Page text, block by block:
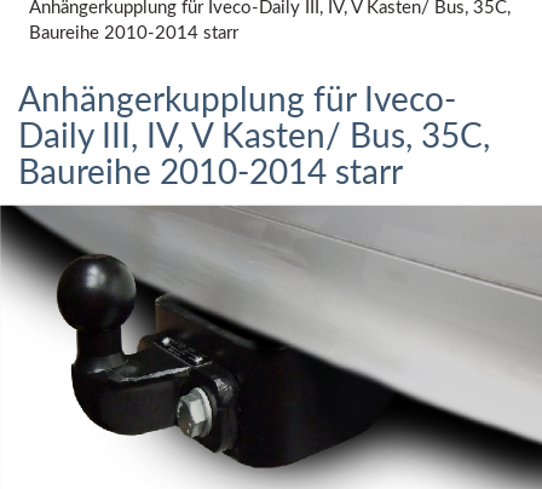
Anhängerkupplung für Iveco-Daily III, IV, V Kasten/ Bus, 35C,
Baureihe 2010-2014 starr
Anhängerkupplung für Iveco-
Daily III, IV, V Kasten/ Bus, 35C,
Baureihe 2010-2014 starr